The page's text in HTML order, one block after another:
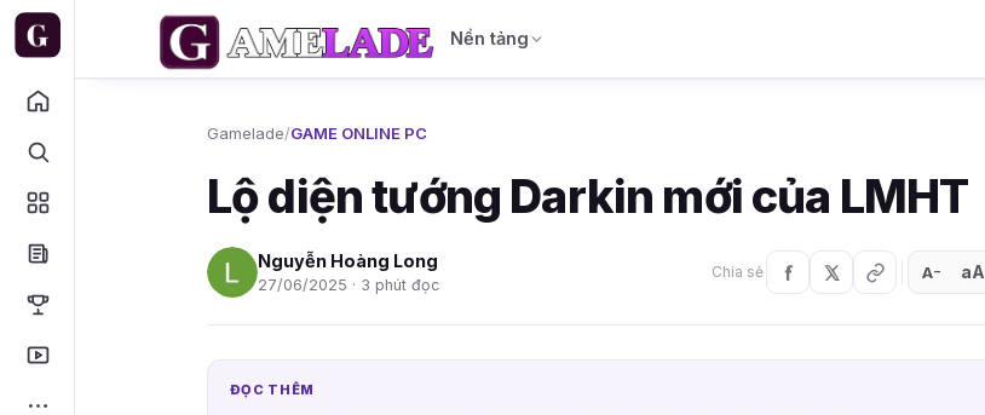
Nền tảng
Gamelade/GAME ONLINE PC
Lộ diện tướng Darkin mới của LMHT
Nguyễn Hoàng Long
27/06/2025 · 3 phút đọc
Chia sẻ A− aA
ĐỌC THÊM